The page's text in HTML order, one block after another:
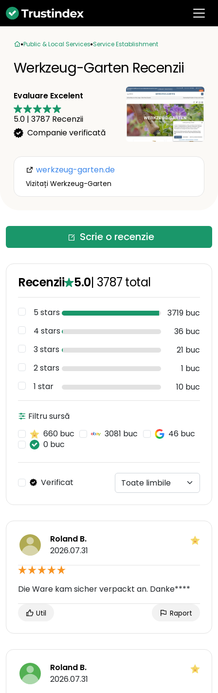
Public & Local Services Service Establishment
Werkzeug-Garten Recenzii
Evaluare Excelent
5.0 | 3787 Recenzii
Companie verificată
werkzeug-garten.de
Vizitați Werkzeug-Garten
Scrie o recenzie
Recenzii 5.0| 3787 total
5 stars
3719 buc
4 stars
36 buc
3 stars
21 buc
2 stars
1 buc
1 star
10 buc
Filtru sursă
660 buc
3081 buc
46 buc
0 buc
Verificat
Roland B.
2026.07.31
Die Ware kam sicher verpackt an. Danke****
Util Raport
Roland B.
2026.07.31